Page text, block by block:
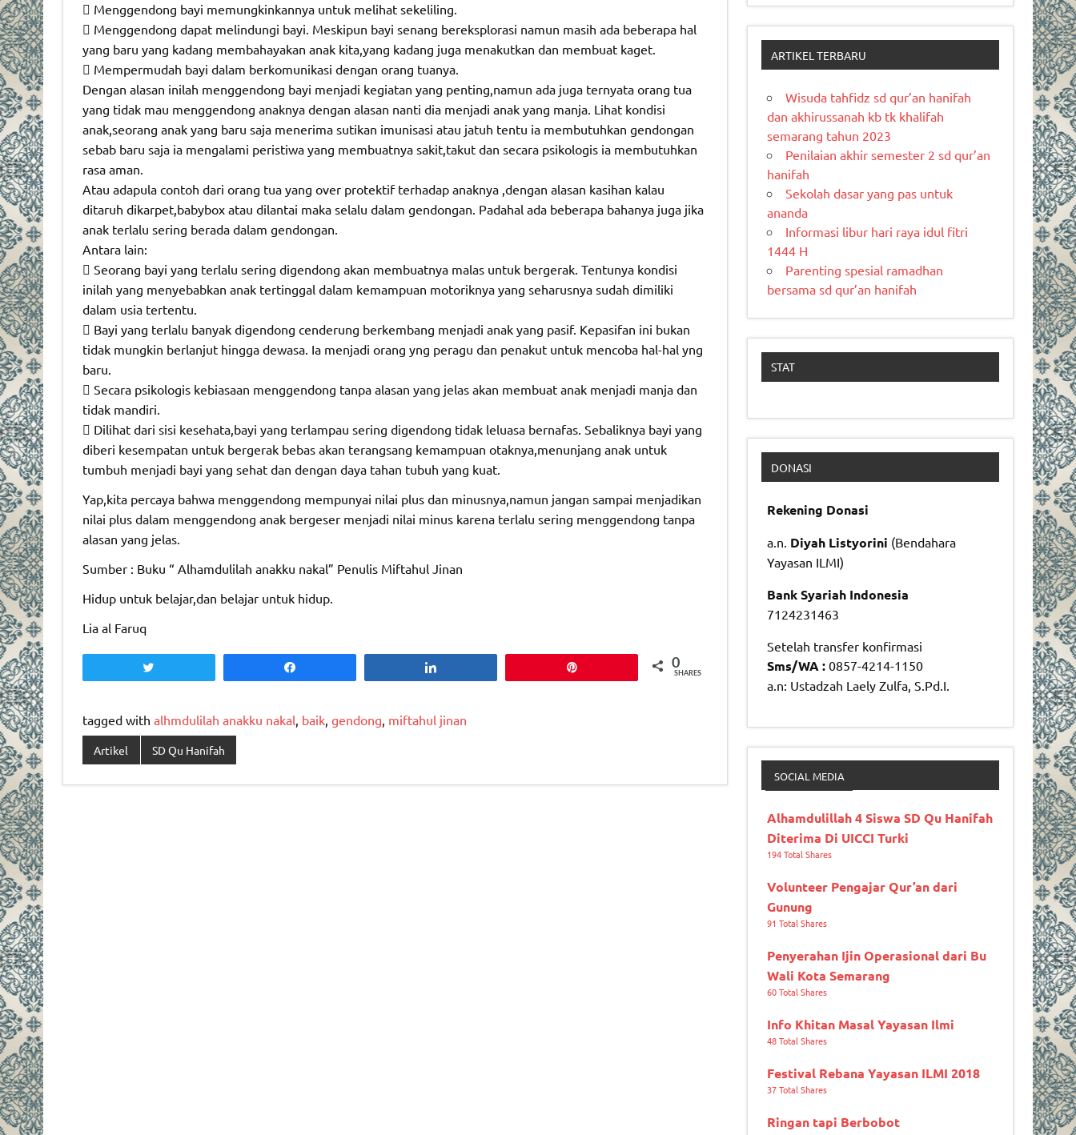
 Menggendong bayi memungkinkannya untuk melihat sekeliling.
 Menggendong dapat melindungi bayi. Meskipun bayi senang bereksplorasi namun masih ada beberapa hal
yang baru yang kadang membahayakan anak kita,yang kadang juga menakutkan dan membuat kaget.
 Mempermudah bayi dalam berkomunikasi dengan orang tuanya.
Dengan alasan inilah menggendong bayi menjadi kegiatan yang penting,namun ada juga ternyata orang tua
yang tidak mau menggendong anaknya dengan alasan nanti dia menjadi anak yang manja. Lihat kondisi
anak,seorang anak yang baru saja menerima sutikan imunisasi atau jatuh tentu ia membutuhkan gendongan
sebab baru saja ia mengalami peristiwa yang membuatnya sakit,takut dan secara psikologis ia membutuhkan
rasa aman.
Atau adapula contoh dari orang tua yang over protektif terhadap anaknya ,dengan alasan kasihan kalau
ditaruh dikarpet,babybox atau dilantai maka selalu dalam gendongan. Padahal ada beberapa bahanya juga jika
anak terlalu sering berada dalam gendongan.
Antara lain:
 Seorang bayi yang terlalu sering digendong akan membuatnya malas untuk bergerak. Tentunya kondisi
inilah yang menyebabkan anak tertinggal dalam kemampuan motoriknya yang seharusnya sudah dimiliki
dalam usia tertentu.
 Bayi yang terlalu banyak digendong cenderung berkembang menjadi anak yang pasif. Kepasifan ini bukan
tidak mungkin berlanjut hingga dewasa. Ia menjadi orang yng peragu dan penakut untuk mencoba hal-hal yng
baru.
 Secara psikologis kebiasaan menggendong tanpa alasan yang jelas akan membuat anak menjadi manja dan
tidak mandiri.
 Dilihat dari sisi kesehata,bayi yang terlampau sering digendong tidak leluasa bernafas. Sebaliknya bayi yang
diberi kesempatan untuk bergerak bebas akan terangsang kemampuan otaknya,menunjang anak untuk
tumbuh menjadi bayi yang sehat dan dengan daya tahan tubuh yang kuat.
Yap,kita percaya bahwa menggendong mempunyai nilai plus dan minusnya,namun jangan sampai menjadikan
nilai plus dalam menggendong anak bergeser menjadi nilai minus karena terlalu sering menggendong tanpa
alasan yang jelas.
Sumber : Buku “ Alhamdulilah anakku nakal” Penulis Miftahul Jinan
Hidup untuk belajar,dan belajar untuk hidup.
Lia al Faruq
0
SHARES
tagged with alhmdulilah anakku nakal, baik, gendong, miftahul jinan
Artikel SD Qu Hanifah
ARTIKEL TERBARU
Wisuda tahfidz sd qur’an hanifah
dan akhirussanah kb tk khalifah
semarang tahun 2023
Penilaian akhir semester 2 sd qur’an
hanifah
Sekolah dasar yang pas untuk
ananda
Informasi libur hari raya idul fitri
1444 H
Parenting spesial ramadhan
bersama sd qur’an hanifah
STAT
DONASI
Rekening Donasi
a.n. Diyah Listyorini (Bendahara
Yayasan ILMI)
Bank Syariah Indonesia
7124231463
Setelah transfer konfirmasi
Sms/WA : 0857-4214-1150
a.n: Ustadzah Laely Zulfa, S.Pd.I.
SOCIAL MEDIA
Alhamdulillah 4 Siswa SD Qu Hanifah
Diterima Di UICCI Turki
194 Total Shares
Volunteer Pengajar Qur’an dari
Gunung
91 Total Shares
Penyerahan Ijin Operasional dari Bu
Wali Kota Semarang
60 Total Shares
Info Khitan Masal Yayasan Ilmi
48 Total Shares
Festival Rebana Yayasan ILMI 2018
37 Total Shares
Ringan tapi Berbobot